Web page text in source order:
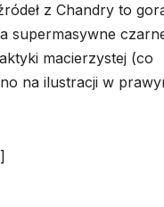
z Chandry to
supermasywne
macierzystej (co
na ilustracji w